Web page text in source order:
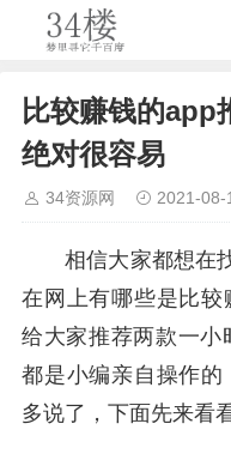
比较赚钱的app
绝对很容易
34资源网 2021-08-
相信大家都想在
在网上有哪些是比
给大家推荐两款一小
都是小编亲自操作
多说了，下面先来看